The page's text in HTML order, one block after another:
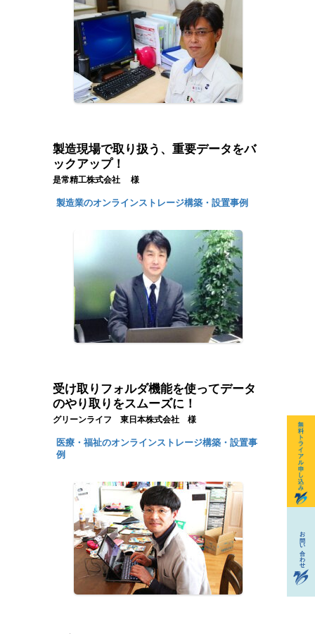
製造現場で取り扱う、重要データをバ
ックアップ！
是常精工株式会社 様
製造業のオンラインストレージ構築・設置事例
受け取りフォルダ機能を使ってデータ
のやり取りをスムーズに！
グリーンライフ 東日本株式会社 様
医療・福祉のオンラインストレージ構築・設置事
例